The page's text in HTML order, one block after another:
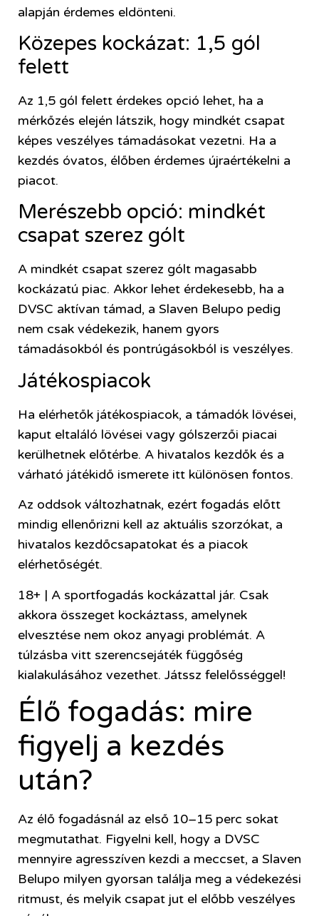
alapján érdemes eldönteni.
Közepes kockázat: 1,5 gól
felett
Az 1,5 gól felett érdekes opció lehet, ha a
mérkőzés elején látszik, hogy mindkét csapat
képes veszélyes támadásokat vezetni. Ha a
kezdés óvatos, élőben érdemes újraértékelni a
piacot.
Merészebb opció: mindkét
csapat szerez gólt
A mindkét csapat szerez gólt magasabb
kockázatú piac. Akkor lehet érdekesebb, ha a
DVSC aktívan támad, a Slaven Belupo pedig
nem csak védekezik, hanem gyors
támadásokból és pontrúgásokból is veszélyes.
Játékospiacok
Ha elérhetők játékospiacok, a támadók lövései,
kaput eltaláló lövései vagy gólszerzői piacai
kerülhetnek előtérbe. A hivatalos kezdők és a
várható játékidő ismerete itt különösen fontos.
Az oddsok változhatnak, ezért fogadás előtt
mindig ellenőrizni kell az aktuális szorzókat, a
hivatalos kezdőcsapatokat és a piacok
elérhetőségét.
18+ | A sportfogadás kockázattal jár. Csak
akkora összeget kockáztass, amelynek
elvesztése nem okoz anyagi problémát. A
túlzásba vitt szerencsejáték függőség
kialakulásához vezethet. Játssz felelősséggel!
Élő fogadás: mire
figyelj a kezdés
után?
Az élő fogadásnál az első 10–15 perc sokat
megmutathat. Figyelni kell, hogy a DVSC
mennyire agresszíven kezdi a meccset, a Slaven
Belupo milyen gyorsan találja meg a védekezési
ritmust, és melyik csapat jut el előbb veszélyes